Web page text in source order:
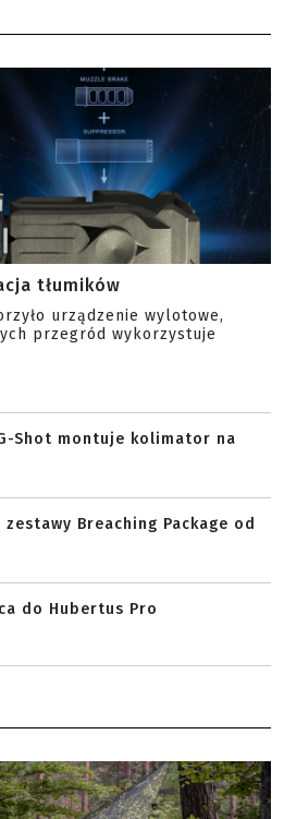
tłumików
urządzenie wylotowe,
przegród wykorzystuje
Shot montuje kolimator na
Breaching Package od
do Hubertus Pro